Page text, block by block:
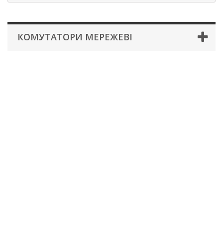
КОМУТАТОРИ МЕРЕЖЕВІ